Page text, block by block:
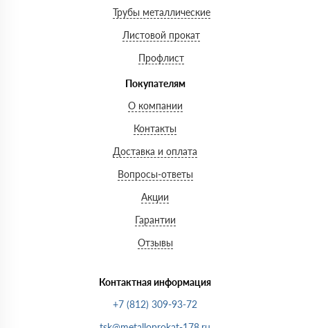
Трубы металлические
Листовой прокат
Профлист
Покупателям
О компании
Контакты
Доставка и оплата
Вопросы-ответы
Акции
Гарантии
Отзывы
Контактная информация
+7 (812) 309-93-72